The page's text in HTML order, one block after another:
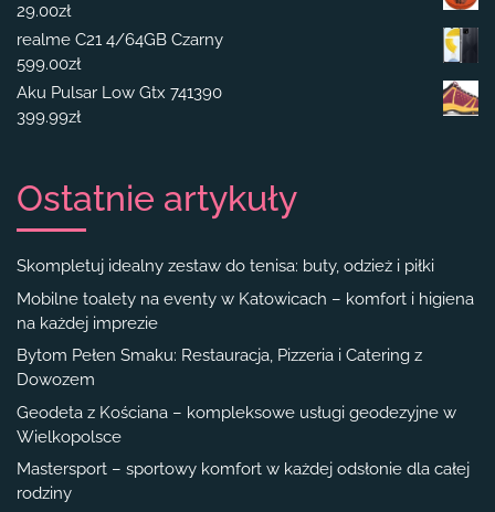
29.00zł
realme C21 4/64GB Czarny
599.00zł
Aku Pulsar Low Gtx 741390
399.99zł
Ostatnie artykuły
Skompletuj idealny zestaw do tenisa: buty, odzież i piłki
Mobilne toalety na eventy w Katowicach – komfort i higiena
na każdej imprezie
Bytom Pełen Smaku: Restauracja, Pizzeria i Catering z
Dowozem
Geodeta z Kościana – kompleksowe usługi geodezyjne w
Wielkopolsce
Mastersport – sportowy komfort w każdej odsłonie dla całej
rodziny